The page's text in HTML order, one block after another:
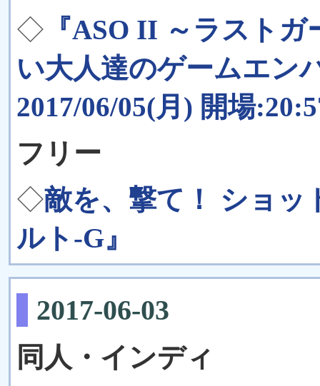
◇ 『ASO II ～ラスト
い大人達のゲームエン
2017/06/05(月) 開場
フリー
◇敵を、撃て！ ショッ
ルト-G』
2017-06-03
同人・インディ